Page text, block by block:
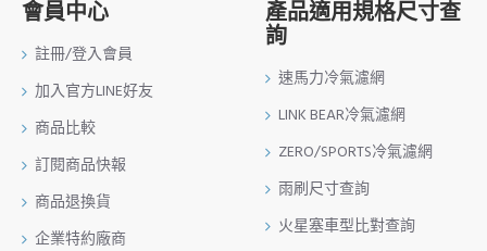
會員中心
註冊/登入會員
加入官方LINE好友
商品比較
訂閱商品快報
商品退換貨
企業特約廠商
產品適用規格尺寸查
詢
速馬力冷氣濾網
LINK BEAR冷氣濾網
ZERO/SPORTS冷氣濾網
雨刷尺寸查詢
火星塞車型比對查詢